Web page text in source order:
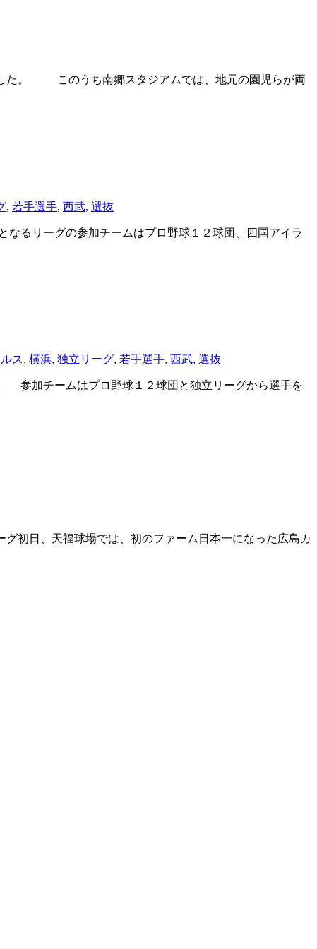
した。 このうち南郷スタジアムでは、地元の園児らが両
, 若手選手, 西武, 選抜
るリーグの参加チームはプロ野球１２球団、四国アイラ
ス, 横浜, 独立リーグ, 若手選手, 西武, 選抜
参加チームはプロ野球１２球団と独立リーグから選手を
初日、天福球場では、初のファーム日本一になった広島カ